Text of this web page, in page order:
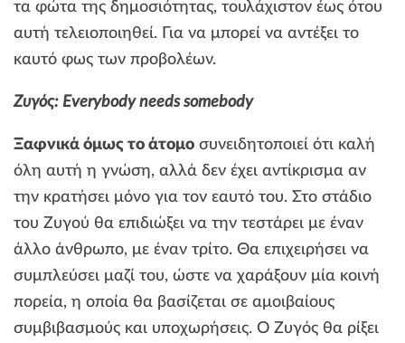
τα φώτα της δημοσιότητας, τουλάχιστον έως ότου
αυτή τελειοποιηθεί. Για να μπορεί να αντέξει το
καυτό φως των προβολέων.
Ζυγός: Everybody needs somebody
Ξαφνικά όμως το άτομο συνειδητοποιεί ότι καλή
όλη αυτή η γνώση, αλλά δεν έχει αντίκρισμα αν
την κρατήσει μόνο για τον εαυτό του. Στο στάδιο
του Ζυγού θα επιδιώξει να την τεστάρει με έναν
άλλο άνθρωπο, με έναν τρίτο. Θα επιχειρήσει να
συμπλεύσει μαζί του, ώστε να χαράξουν μία κοινή
πορεία, η οποία θα βασίζεται σε αμοιβαίους
συμβιβασμούς και υποχωρήσεις. Ο Ζυγός θα ρίξει